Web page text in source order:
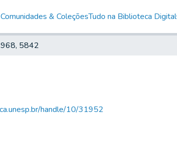
Comunidades & ColeçõesTudo na Biblioteca Digital
5842
handle/10/31952